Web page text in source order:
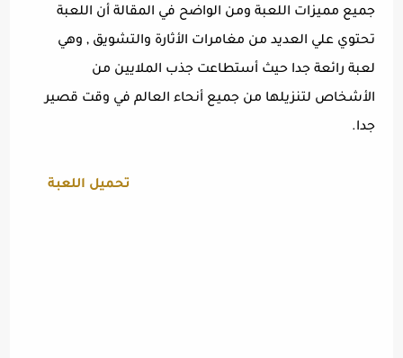
جميع مميزات اللعبة ومن الواضح في المقالة أن اللعبة
تحتوي علي العديد من مغامرات الأثارة والتشويق , وهي
لعبة رائعة جدا حيث أستطاعت جذب الملايين من
الأشخاص لتنزيلها من جميع أنحاء العالم في وقت قصير
جدا.
تحميل اللعبة